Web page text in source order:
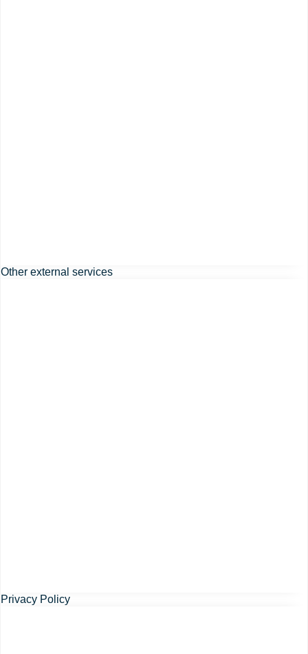
Other external services
Privacy Policy